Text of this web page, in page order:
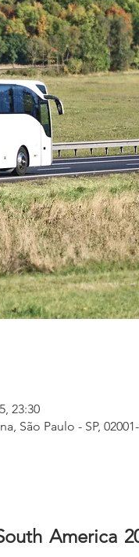
23:30
São Paulo - SP,
America